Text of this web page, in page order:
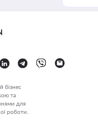
бізнес
та
для
роботи.